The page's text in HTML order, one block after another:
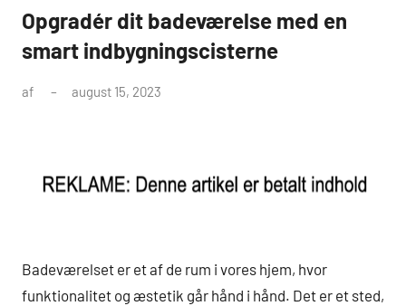
Opgradér dit badeværelse med en
smart indbygningscisterne
af august 15, 2023
Badeværelset er et af de rum i vores hjem, hvor
funktionalitet og æstetik går hånd i hånd. Det er et sted,